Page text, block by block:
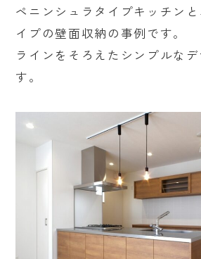
ペニンシュラタイプキッチン
イプの壁面収納の事例です。
ラインをそろえたシンプルな
す。